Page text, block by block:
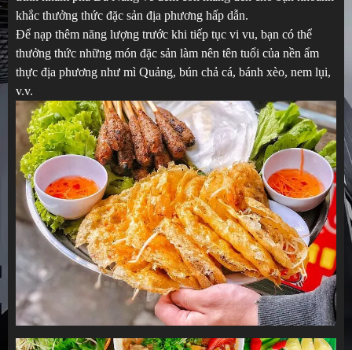
khắc thưởng thức đặc sản địa phương hấp dẫn.
Để nạp thêm năng lượng trước khi tiếp tục vi vu, bạn có thể
thưởng thức những món đặc sản làm nên tên tuổi của nền ẩm
thực địa phương như mì Quảng, bún chả cá, bánh xèo, nem lụi,
v.v.